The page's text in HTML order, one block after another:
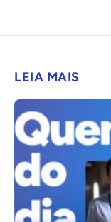
LEIA MAIS